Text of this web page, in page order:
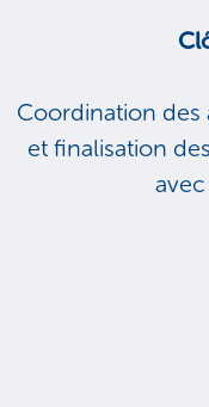
Coordination des
et finalisation